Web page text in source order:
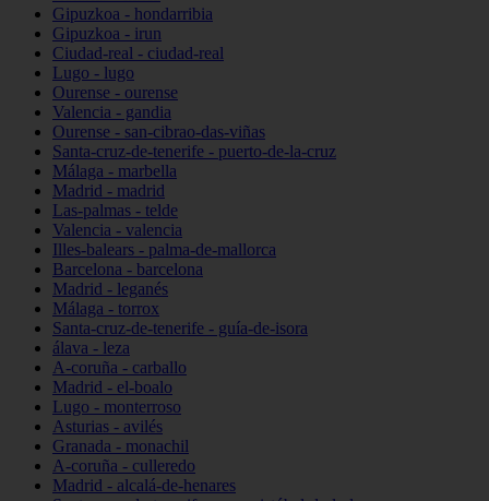
Gipuzkoa - hondarribia
Gipuzkoa - irun
Ciudad-real - ciudad-real
Lugo - lugo
Ourense - ourense
Valencia - gandia
Ourense - san-cibrao-das-viñas
Santa-cruz-de-tenerife - puerto-de-la-cruz
Málaga - marbella
Madrid - madrid
Las-palmas - telde
Valencia - valencia
Illes-balears - palma-de-mallorca
Barcelona - barcelona
Madrid - leganés
Málaga - torrox
Santa-cruz-de-tenerife - guía-de-isora
álava - leza
A-coruña - carballo
Madrid - el-boalo
Lugo - monterroso
Asturias - avilés
Granada - monachil
A-coruña - culleredo
Madrid - alcalá-de-henares